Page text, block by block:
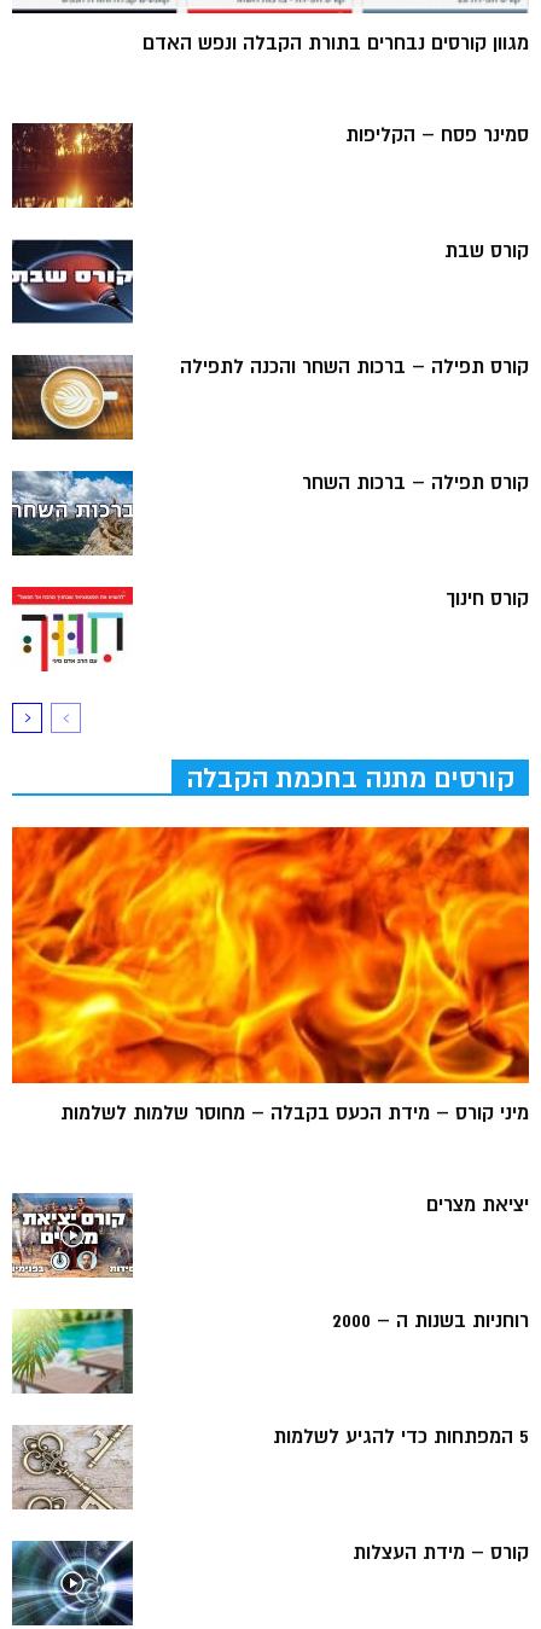
מגוון קורסים נבחרים בתורת הקבלה ונפש האדם
סמינר פסח – הקליפות
קורס שבת
קורס תפילה – ברכות השחר והכנה לתפילה
קורס תפילה – ברכות השחר
קורס חינוך
קורסים מתנה בחכמת הקבלה
מיני קורס – מידת הכעס בקבלה – מחוסר שלמות לשלמות
יציאת מצרים
רוחניות בשנות ה – 2000
5 המפתחות כדי להגיע לשלמות
קורס – מידת העצלות